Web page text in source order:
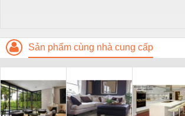
Sản phẩm cùng nhà cung cấp